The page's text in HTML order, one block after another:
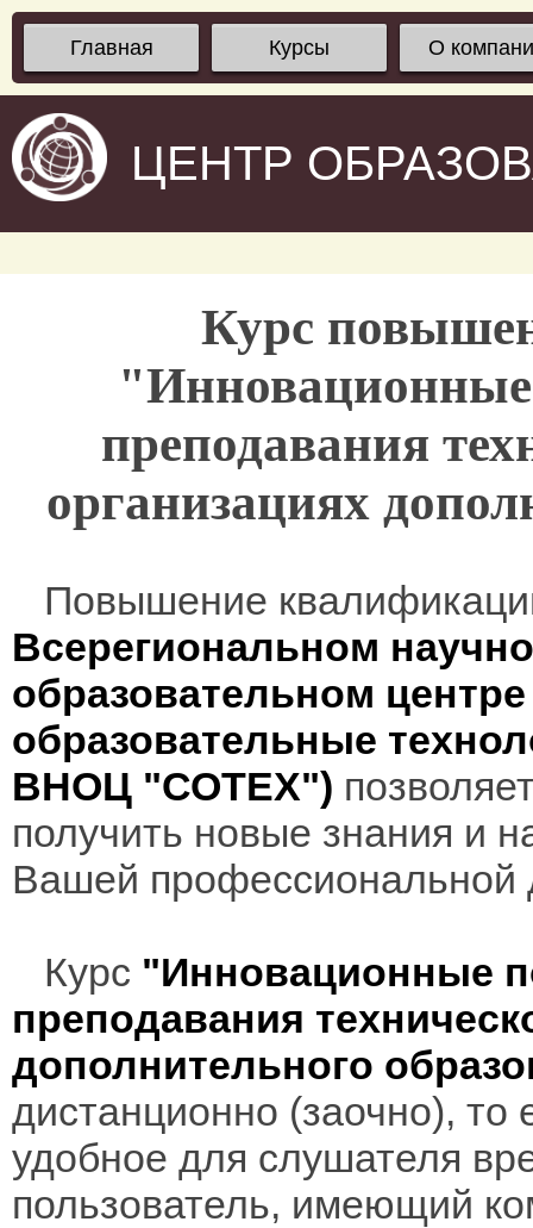
Главная Курсы О
ЦЕНТР
Курс
преподавания
организациях
Повышение
Всерегиональном
образовательном
образовательные
ВНОЦ "СОТЕХ")
получить новые знания и
Вашей профессиональной
Курс "Инновационные
преподавания
дополнительного
дистанционно (заочно), то
удобное для слушателя
пользователь, имеющий